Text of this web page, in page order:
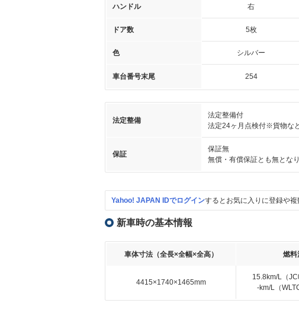
ハンドル 右
ドア数 5枚
色 シルバー
車台番号末尾 254
法定整備
法定整備付
法定24ヶ月点検付※貨物な
保証
保証無
無償・有償保証とも無となり
Yahoo! JAPAN IDでログインするとお気に入りに登録や複
新車時の基本情報
車体寸法（全長×全幅×全高） 燃料
4415×1740×1465mm
15.8km/L（
-km/L（